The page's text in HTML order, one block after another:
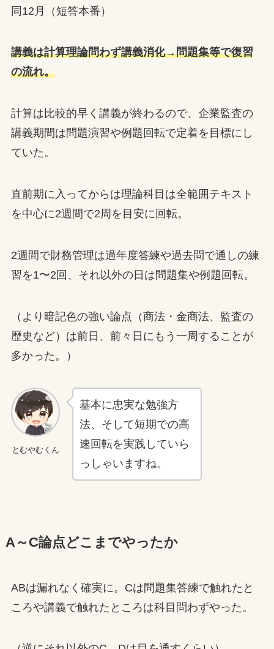
同12月（短答本番）
講義は計算理論問わず講義消化→問題集等で復習
の流れ。
計算は比較的早く講義が終わるので、企業監査の
講義期間は問題演習や例題回転で定着を目標にし
ていた。
直前期に入ってからは理論科目は全範囲テキスト
を中心に2週間で2周を目安に回転。
2週間で財務管理は過年度答練や過去問で通しの練
習を1〜2回、それ以外の日は問題集や例題回転。
（より暗記色の強い論点（商法・金商法、監査の
歴史など）は前日、前々日にもう一周することが
多かった。）
とむやむくん
基本に忠実な勉強方
法、そして短期での高
速回転を実践していら
っしゃいますね。
A～C論点どこまでやったか
ABは漏れなく確実に。Cは問題集答練で触れたと
ころや講義で触れたところは科目問わずやった。